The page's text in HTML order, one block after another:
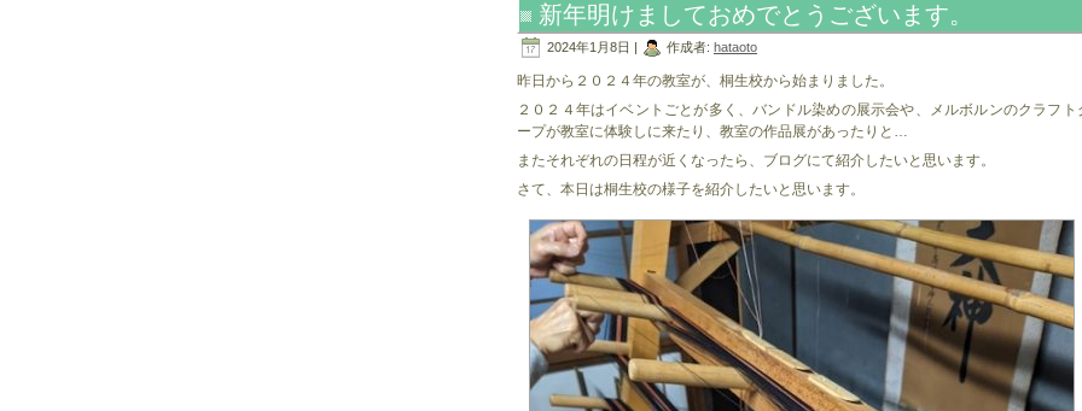
新年明けましておめでとうございます。
2024年1月8日 | 作成者: hataoto
昨日から２０２４年の教室が、桐生校から始まりました。
２０２４年はイベントごとが多く、バンドル染めの展示会や、メルボルンのクラフト
ープが教室に体験しに来たり、教室の作品展があったりと…
またそれぞれの日程が近くなったら、ブログにて紹介したいと思います。
さて、本日は桐生校の様子を紹介したいと思います。